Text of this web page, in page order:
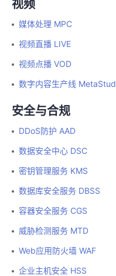
视频
媒体处理 MPC
视频直播 LIVE
视频点播 VOD
数字内容生产线
安全与合规
DDoS防护 AAD
数据安全中心 DSC
密钥管理服务 KMS
数据库安全服务 DBSS
容器安全服务 CGS
威胁检测服务 MTD
Web应用防火墙 WAF
企业主机安全 HSS